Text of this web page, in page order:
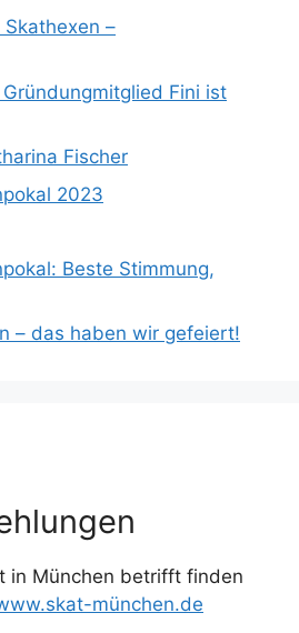
–
Fini ist
Fischer
2023
Beste Stimmung,
– das haben wir gefeiert!
in München betrifft finden
münchen.de